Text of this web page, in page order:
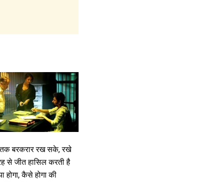
तक बरकरार रख सके, रखे
से जीत हासिल करती है
होगा, कैसे होगा की